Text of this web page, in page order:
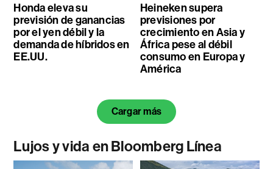
Honda eleva su
previsión de ganancias
por el yen débil y la
demanda de híbridos en
EE.UU.
Heineken supera
previsiones por
crecimiento en Asia y
África pese al débil
consumo en Europa y
América
Cargar más
Lujos y vida en Bloomberg Línea